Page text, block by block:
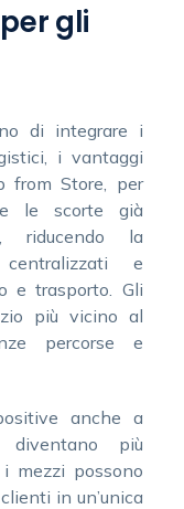
gli
di integrare i
i vantaggi
from Store, per
le scorte già
riducendo la
e
e trasporto. Gli
più vicino al
percorse e
anche a
diventano più
mezzi possono
in un’unica